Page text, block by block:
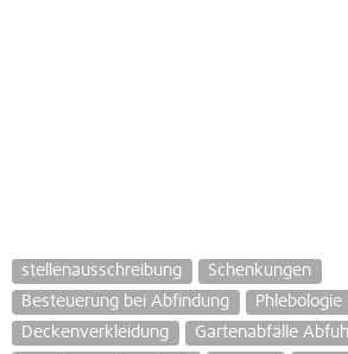
stellenausschreibung
Schenkungen
Besteuerung bei Abfindung
Phlebologie
Deckenverkleidung
Gartenabfälle